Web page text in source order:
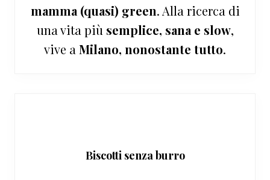
mamma (quasi) green. Alla ricerca di
una vita più semplice, sana e slow,
vive a Milano, nonostante tutto.
Biscotti senza burro